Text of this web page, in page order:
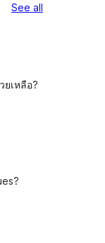
See all
ยเหลือ?